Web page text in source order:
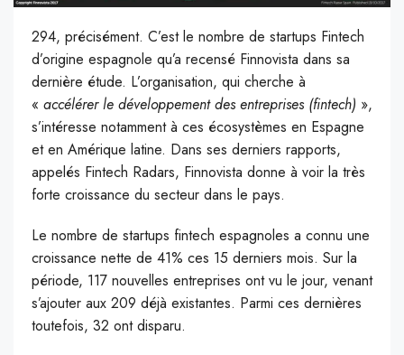
294, précisément. C’est le nombre de startups Fintech
d’origine espagnole qu’a recensé Finnovista dans sa
dernière étude. L’organisation, qui cherche à
« accélérer le développement des entreprises (fintech) »,
s’intéresse notamment à ces écosystèmes en Espagne
et en Amérique latine. Dans ses derniers rapports,
appelés Fintech Radars, Finnovista donne à voir la très
forte croissance du secteur dans le pays.
Le nombre de startups fintech espagnoles a connu une
croissance nette de 41% ces 15 derniers mois. Sur la
période, 117 nouvelles entreprises ont vu le jour, venant
s’ajouter aux 209 déjà existantes. Parmi ces dernières
toutefois, 32 ont disparu.